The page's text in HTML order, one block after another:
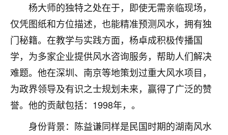
杨大师的独特之处在于，即使无需亲临现场，
仅凭图纸和方位描述，也能精准预测风水，拥有独
门秘籍。在教学与实践方面，杨卓成积极传播国
学，为多家企业提供风水咨询服务，帮助人们解决
难题。他在深圳、南京等地策划过重大风水项目，
为政界领导及有识之士规划未来，赢得了广泛的赞
誉。他的贡献包括：1998年，。
身份背景：陈益谦同样是民国时期的湖南风水
付深
我是公司人事调整，有升迁机会，但同时竞争的我们
三个，找老师的时候是抱着侥幸心理，没想到老师看
着我晋升有望，我半信半疑的按照老师建议，做了化
太岁还有一个发钱粮，本来年前的人事调整，拖到年
后，我以为都没戏了，结果开年一上班，开会提拔升
职第一个就是我，职务无所谓，主要是底薪加了
3000，非常开心，无论如何，感恩感谢！🙏🏻
鹿森：恭喜升职加薪！！，请客吗？�